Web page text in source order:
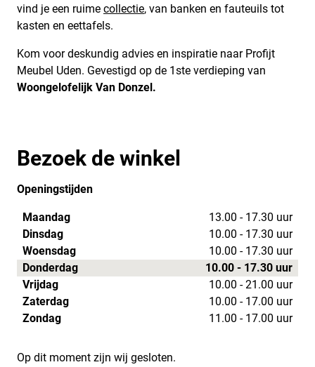
vind je een ruime collectie, van banken en fauteuils tot
kasten en eettafels.
Kom voor deskundig advies en inspiratie naar Profijt
Meubel Uden. Gevestigd op de 1ste verdieping van
Woongelofelijk Van Donzel.
Bezoek de winkel
Openingstijden
Maandag
13.00 - 17.30 uur
Dinsdag
10.00 - 17.30 uur
Woensdag
10.00 - 17.30 uur
Donderdag
10.00 - 17.30 uur
Vrijdag
10.00 - 21.00 uur
Zaterdag
10.00 - 17.00 uur
Zondag
11.00 - 17.00 uur
Op dit moment zijn wij gesloten.